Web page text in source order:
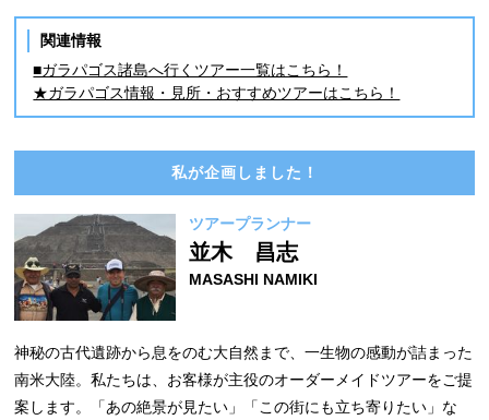
関連情報
■ガラパゴス諸島へ行くツアー一覧はこちら！
★ガラパゴス情報・見所・おすすめツアーはこちら！
私が企画しました！
ツアープランナー
並木 昌志
MASASHI NAMIKI
神秘の古代遺跡から息をのむ大自然まで、一生物の感動が詰まった
南米大陸。私たちは、お客様が主役のオーダーメイドツアーをご提
案します。「あの絶景が見たい」「この街にも立ち寄りたい」な